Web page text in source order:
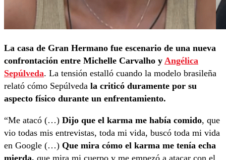
La casa de Gran Hermano fue escenario de una nueva
confrontación entre Michelle Carvalho y Angélica
Sepúlveda. La tensión estalló cuando la modelo brasileña
relató cómo Sepúlveda la criticó duramente por su
aspecto físico durante un enfrentamiento.
“Me atacó (…) Dijo que el karma me había comido, que
vio todas mis entrevistas, toda mi vida, buscó toda mi vida
en Google (…) Que mira cómo el karma me tenía echa
mierda, que mira mi cuerpo y me empezó a atacar con el